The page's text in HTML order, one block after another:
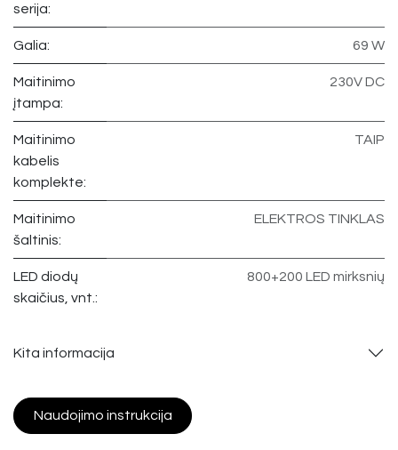
serija:
Galia: 69 W
Maitinimo
įtampa:
230V DC
Maitinimo
kabelis
komplekte:
TAIP
Maitinimo
šaltinis:
ELEKTROS TINKLAS
LED diodų
skaičius, vnt.:
800+200 LED mirksnių
Kita informacija
Naudojimo instrukcija